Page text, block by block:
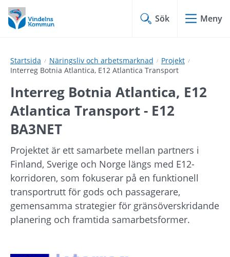
Hoppa
till
innehåll
Hoppa
till
undermeny
Sök Meny
Startsida Näringsliv och arbetsmarknad
Projekt
Interreg Botnia Atlantica, E12 Atlantica Transport
Interreg Botnia Atlantica, E12
Atlantica Transport - E12
BA3NET
Projektet är ett samarbete mellan partners i
Finland, Sverige och Norge längs med E12-
korridoren, som fokuserar på en funktionell
transportrutt för gods och passagerare,
gemensamma strategier för gränsöverskridande
planering och framtida samarbetsformer.